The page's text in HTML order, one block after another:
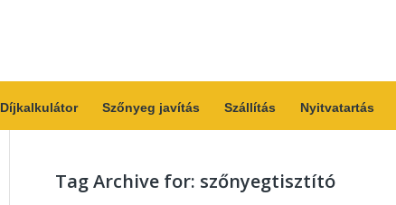
Díjkalkulátor Szőnyeg javítás Szállítás Nyitvatartás
Tag Archive for: szőnyegtisztító